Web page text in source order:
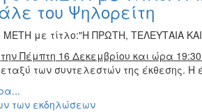
του Ψηλορείτη
ΜΕΤΗ με τίτλο:"Η ΠΡΩΤΗ, ΤΕΛΕΥΤΑΙΑ
την Πέμπτη 16 Δεκεμβρίου και ώρα
των συντελεστών της έκθεσης. Η
των εκδηλώσεων